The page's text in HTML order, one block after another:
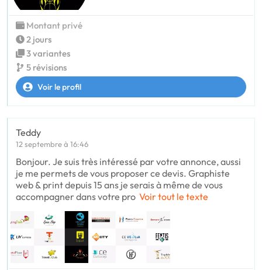
Montant privé
2 jours
3 variantes
5 révisions
Voir le profil
Teddy
12 septembre à 16:46
Bonjour. Je suis très intéressé par votre annonce, aussi
je me permets de vous proposer ce devis. Graphiste
web & print depuis 15 ans je serais à même de vous
accompagner dans votre pro Voir tout le texte